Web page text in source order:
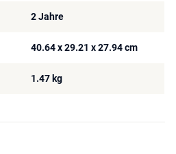
2 Jahre
40.64 x 29.21 x 27.94 cm
1.47 kg